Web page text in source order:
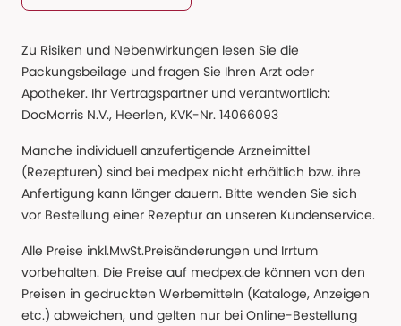
Zu Risiken und Nebenwirkungen lesen Sie die
Packungsbeilage und fragen Sie Ihren Arzt oder
Apotheker. Ihr Vertragspartner und verantwortlich:
DocMorris N.V., Heerlen, KVK-Nr. 14066093
Manche individuell anzufertigende Arzneimittel
(Rezepturen) sind bei medpex nicht erhältlich bzw. ihre
Anfertigung kann länger dauern. Bitte wenden Sie sich
vor Bestellung einer Rezeptur an unseren Kundenservice.
Alle Preise inkl.MwSt.Preisänderungen und Irrtum
vorbehalten. Die Preise auf medpex.de können von den
Preisen in gedruckten Werbemitteln (Kataloge, Anzeigen
etc.) abweichen, und gelten nur bei Online-Bestellung